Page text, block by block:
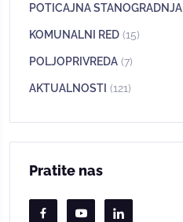
POTICAJNA STANOGRADNJA
KOMUNALNI RED (15)
POLJOPRIVREDA (7)
AKTUALNOSTI (121)
Pratite nas